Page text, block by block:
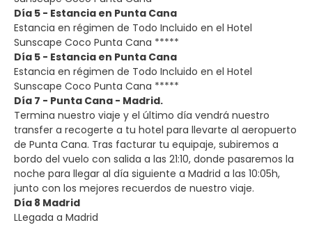
Día 5 - Estancia en Punta Cana
Estancia en régimen de Todo Incluido en el Hotel
Sunscape Coco Punta Cana *****
Día 5 - Estancia en Punta Cana
Estancia en régimen de Todo Incluido en el Hotel
Sunscape Coco Punta Cana *****
Día 7 - Punta Cana - Madrid.
Termina nuestro viaje y el último día vendrá nuestro
transfer a recogerte a tu hotel para llevarte al aeropuerto
de Punta Cana. Tras facturar tu equipaje, subiremos a
bordo del vuelo con salida a las 21:10, donde pasaremos la
noche para llegar al día siguiente a Madrid a las 10:05h,
junto con los mejores recuerdos de nuestro viaje.
Día 8 Madrid
LLegada a Madrid